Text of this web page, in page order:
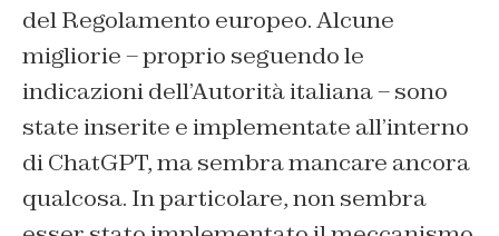
del Regolamento europeo. Alcune
migliorie – proprio seguendo le
indicazioni dell’Autorità italiana – sono
state inserite e implementate all’interno
di ChatGPT, ma sembra mancare ancora
qualcosa. In particolare, non sembra